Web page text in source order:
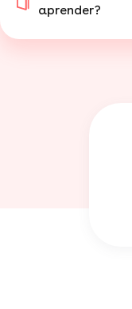
aprender?